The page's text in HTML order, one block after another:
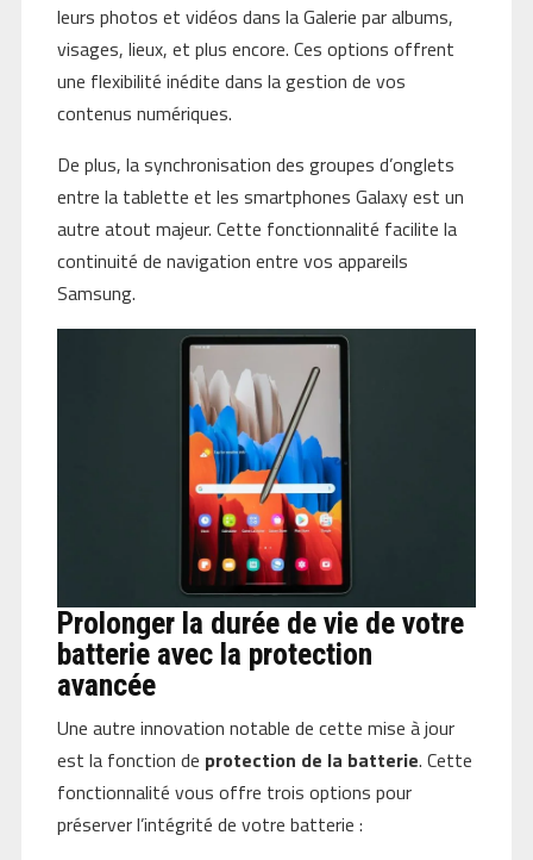
leurs photos et vidéos dans la Galerie par albums,
visages, lieux, et plus encore. Ces options offrent
une flexibilité inédite dans la gestion de vos
contenus numériques.
De plus, la synchronisation des groupes d’onglets
entre la tablette et les smartphones Galaxy est un
autre atout majeur. Cette fonctionnalité facilite la
continuité de navigation entre vos appareils
Samsung.
Prolonger la durée de vie de votre
batterie avec la protection
avancée
Une autre innovation notable de cette mise à jour
est la fonction de protection de la batterie. Cette
fonctionnalité vous offre trois options pour
préserver l’intégrité de votre batterie :